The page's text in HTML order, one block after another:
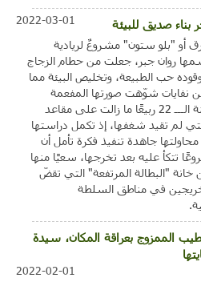
بناء صديق للبيئة
2022-03-01
أو "بلو ستون" مشروعٌ لريادية
روان جبر، جعلت من حطام الزجاج
حب الطبيعة، وتخليص البيئة مما
نفايات شوّهت صورتها المفعمة
بالحياة. ابنة الـــ 22 ربيعًا ما زالت على مقاعد
لم تقيد شغفها، إذ تكمل دراستها
جاهدة تنفيذ فكرة تأمل أن
تتكأ عليه بعد تخرجها، سعيًا منها
خانة "البطالة المرتفعة" التي تقضّ
في مناطق السلطة
الممزوج بعراقة المكان، سيدة
2022-02-01